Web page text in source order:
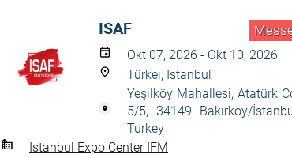
ISAF
Okt 07, 2026 - Okt 10, 2026
Türkei, Istanbul
Yeşilköy Mahallesi, Atatürk
5/5, 34149 Bakırköy/
Turkey
Istanbul Expo Center IFM